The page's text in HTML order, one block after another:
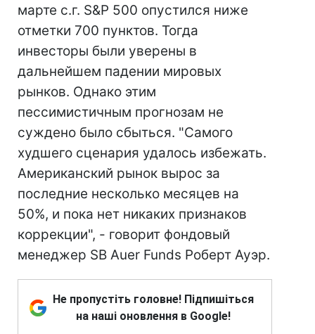
марте с.г. S&P 500 опустился ниже
отметки 700 пунктов. Тогда
инвесторы были уверены в
дальнейшем падении мировых
рынков. Однако этим
пессимистичным прогнозам не
суждено было сбыться. "Самого
худшего сценария удалось избежать.
Американский рынок вырос за
последние несколько месяцев на
50%, и пока нет никаких признаков
коррекции", - говорит фондовый
менеджер SB Auer Funds Роберт Ауэр.
Не пропустіть головне! Підпишіться
на наші оновлення в Google!